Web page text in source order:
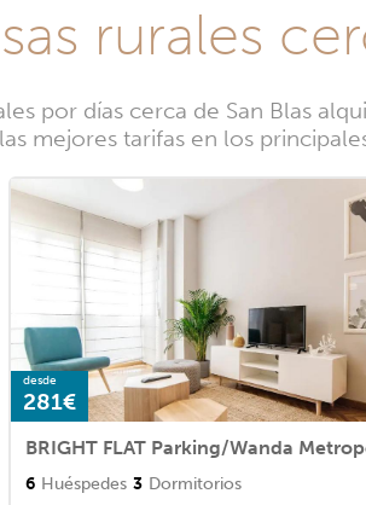
rurales
por días cerca de San Blas
mejores tarifas en los
desde
281€
6 Huéspedes 3 Dormitorios